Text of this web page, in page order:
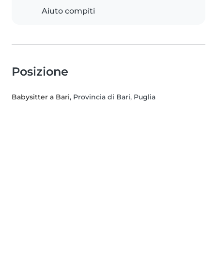
Aiuto compiti
Posizione
Babysitter a Bari, Provincia di Bari, Puglia